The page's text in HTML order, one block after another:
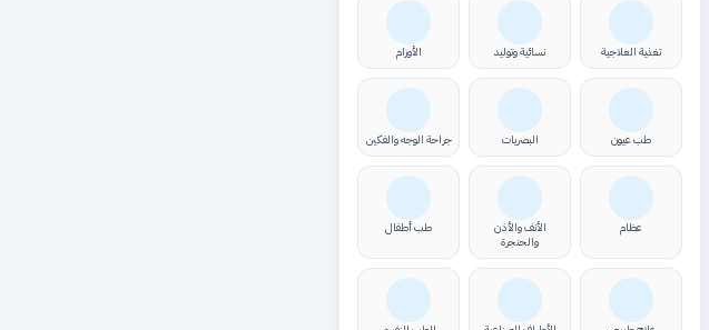
تغذية العلاجية نسائية وتوليد الأورام
طب عيون البصريات جراحة الوجه والفكين
عظام
الأنف والأذن
والحنجرة
طب أطفال